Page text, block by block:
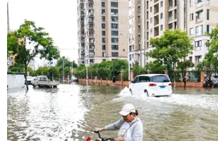
Nhận định Việt Nam vs
Campuchia: Vì sao thầy trò HLV Kim
Sang-sik cần giành ngôi đầu bảng?
06/08/2026 11:05
Nhận định Việt Nam vs Campuchia:
'Phù thủy Kim' sẽ xoay tua toan tính